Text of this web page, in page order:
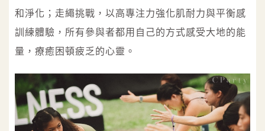
和淨化；走繩挑戰，以高專注力強化肌耐力與平衡感
訓練體驗，所有參與者都用自己的方式感受大地的能
量，療癒困頓疲乏的心靈。